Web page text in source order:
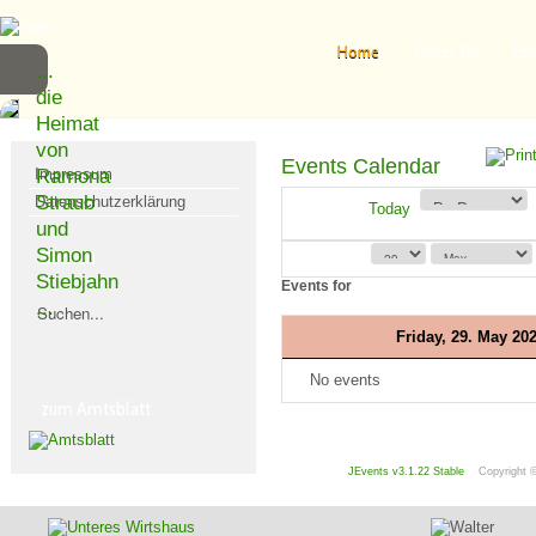
Home
...
die
Heimat
von
Ramona
Straub
und
Simon
Stiebjahn
...
Impressum
Datenschutzerklärung
Suchen
Events Calendar
Today
Events for
Friday, 29. May
No events
JEvents v3.1.22 Stable Copyright